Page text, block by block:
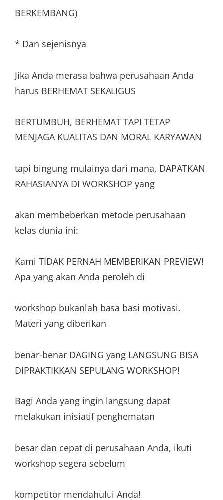
BERKEMBANG)
* Dan sejenisnya
Jika Anda merasa bahwa perusahaan Anda
harus BERHEMAT SEKALIGUS
BERTUMBUH, BERHEMAT TAPI TETAP
MENJAGA KUALITAS DAN MORAL KARYAWAN
tapi bingung mulainya dari mana, DAPATKAN
RAHASIANYA DI WORKSHOP yang
akan membeberkan metode perusahaan
kelas dunia ini:
Kami TIDAK PERNAH MEMBERIKAN PREVIEW!
Apa yang akan Anda peroleh di
workshop bukanlah basa basi motivasi.
Materi yang diberikan
benar-benar DAGING yang LANGSUNG BISA
DIPRAKTIKKAN SEPULANG WORKSHOP!
Bagi Anda yang ingin langsung dapat
melakukan inisiatif penghematan
besar dan cepat di perusahaan Anda, ikuti
workshop segera sebelum
kompetitor mendahului Anda!